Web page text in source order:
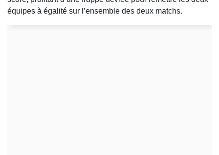
équipes à égalité sur l’ensemble des deux matchs.